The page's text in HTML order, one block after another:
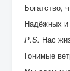
Богатство,
Надёжных и
Р.S. Нас
Гонимые